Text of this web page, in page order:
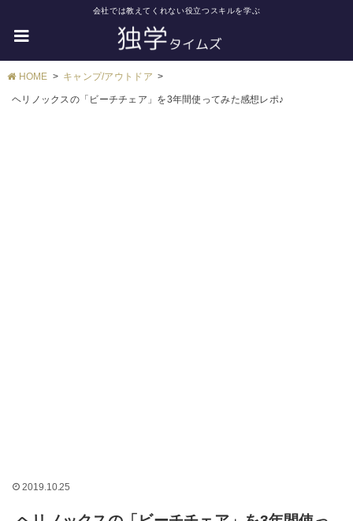
会社では教えてくれない役立つスキルを学ぶ
HOME キャンプ/アウトドア
ヘリノックスの「ビーチチェア」を3年間使ってみた感想レポ♪
2019.10.25